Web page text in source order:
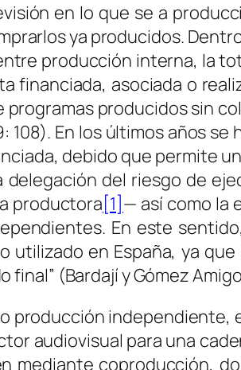
en lo que se a
ya producidos.
producción interna, la
financiada, asociada o
producidos sin
En los últimos años
debido que permite
del riesgo de
productora[1]— así como la
En este
en España, ya
(Bardají y Gómez
independiente,
audiovisual para una
mediante coproducción,